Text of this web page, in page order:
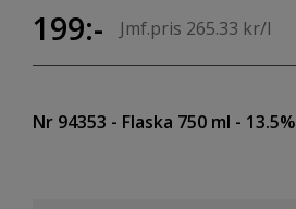
199:- Jmf.pris 265.33 kr/l
Nr 94353 - Flaska 750 ml - 13.5%